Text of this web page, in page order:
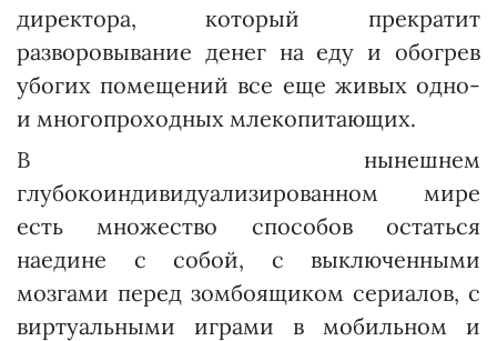
директора, который прекратит
разворовывание денег на еду и обогрев
убогих помещений все еще живых одно-
и многопроходных млекопитающих.
В нынешнем
глубокоиндивидуализированном мире
есть множество способов остаться
наедине с собой, с выключенными
мозгами перед зомбоящиком сериалов, с
виртуальными играми в мобильном и